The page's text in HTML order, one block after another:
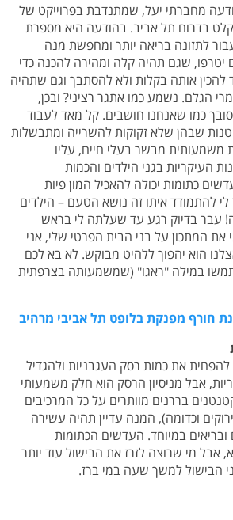
מחברתי יעל, שמתנדבת בפרוייקט של
בדרום תל אביב. בהודעה היא מספרת
לתזונה בריאה יותר ומחפשת מנה
יטרפו, שגם תהיה קלה ומהירה להכנה כדי
להכין אותה בקלות ולא להסתבך וגם שתהיה
הגלם. נשמע כמו אתגר רציני? ובכן,
כמו שאנחנו חושבים. קל מאד לעבוד
שבהן שלא זקוקות להשרייה ומתבשלות
משמעותית מבשר בעלי חיים, עליו
העיקריות בגני הילדים והכמות
כתומות יכולה להאכיל המון פיות
להתמודד איתו זה נושא הטעם – הילדים
עבר בדיוק רגע עד שעלתה לי בראש
את המתכון על בני הבית הפרטי שלי, אני
הוא יהפוך ללהיט מבוקש. לא בא לכם
במילה "ראגו" (שמשמעותה בצרפתית
חורף מפנקת בלופט תל אביבי מרהיב
להפחית את כמות רסק העגבניות ולהגדיל
אבל מניסיון הרסק הוא חלק משמעותי
בררנים מוותרים על כל המרכיבים
וכדומה), המנה עדיין תהיה עשירה
ובריאים במיוחד. העדשים הכתומות
אבל מי שרוצה לזרז את הבישול עוד יותר
הבישול למשך שעה במי ברז.